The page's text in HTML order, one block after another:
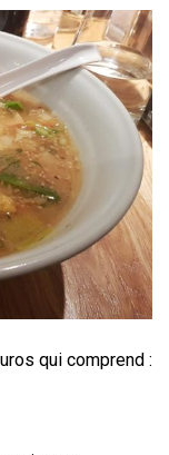
qui comprend :